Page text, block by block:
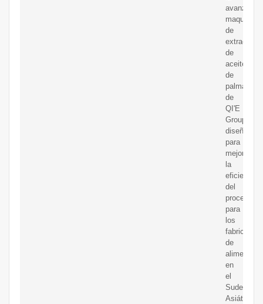
avanzada
maquinaria
de
extracción
de
aceite
de
palma
de
QI'E
Group,
diseñada
para
mejorar
la
eficiencia
del
para
los
fabricantes
de
alimentos
en
el
Sudeste
Asiático.